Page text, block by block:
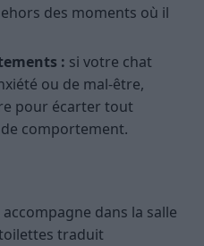
des moments où il
: si votre chat
ou de mal-être,
pour écarter tout
comportement.
dans la salle
traduit